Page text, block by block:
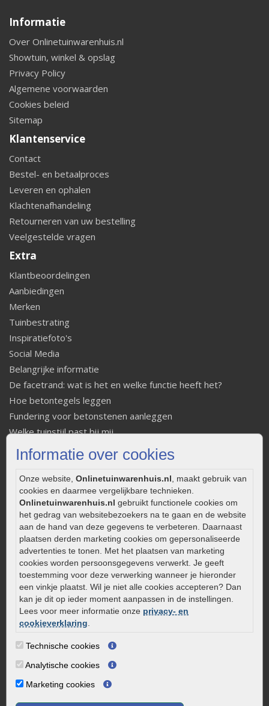
Informatie over cookies
Onze website, Onlinetuinwarenhuis.nl, maakt gebruik van
cookies en daarmee vergelijkbare technieken.
Onlinetuinwarenhuis.nl gebruikt functionele cookies om
het gedrag van websitebezoekers na te gaan en de website
aan de hand van deze gegevens te verbeteren. Daarnaast
plaatsen derden marketing cookies om gepersonaliseerde
advertenties te tonen. Met het plaatsen van marketing
cookies worden persoonsgegevens verwerkt. Je geeft
toestemming voor deze verwerking wanneer je hieronder
een vinkje plaatst. Wil je niet alle cookies accepteren? Dan
kan je dit op ieder moment aanpassen in de instellingen.
Lees voor meer informatie onze privacy- en
cookieverklaring.
Technische cookies
Analytische cookies
Marketing cookies
Informatie
Over Onlinetuinwarenhuis.nl
Showtuin, winkel & opslag
Privacy Policy
Algemene voorwaarden
Cookies beleid
Sitemap
Klantenservice
Contact
Bestel- en betaalproces
Leveren en ophalen
Klachtenafhandeling
Retourneren van uw bestelling
Veelgestelde vragen
Extra
Klantbeoordelingen
Aanbiedingen
Merken
Tuinbestrating
Inspiratiefoto's
Social Media
Belangrijke informatie
De facetrand: wat is het en welke functie heeft het?
Hoe betontegels leggen
Fundering voor betonstenen aanleggen
Welke tuinstijl past bij mij
Strakke tuin inrichten
Legverbanden gebakken bestrating
Onderhoud van gebakken bestrating
Aanlegtips voor gebakken bestrating
Zelf een terras aanleggen
Kleine stadstuin inrichten
0320 – 219170
Kaapstanderweg 41
8243 RB Lelystad
info@onlinetuinwarenhuis.nl
Routebeschrijving
Openingstijden
Maandag
Dinsdag
Woensdag